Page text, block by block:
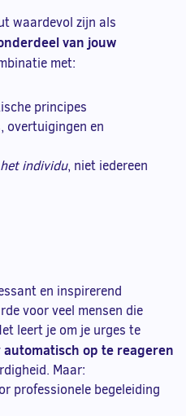
waardevol zijn als
van jouw
met:
principes
overtuigingen en
het individu, niet iedereen
en inspirerend
voor veel mensen die
leert je om je urges te
op te reageren
Maar:
professionele begeleiding